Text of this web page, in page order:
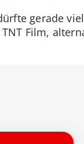
gerade
Film,